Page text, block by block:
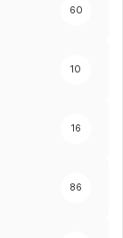
60
10
16
86